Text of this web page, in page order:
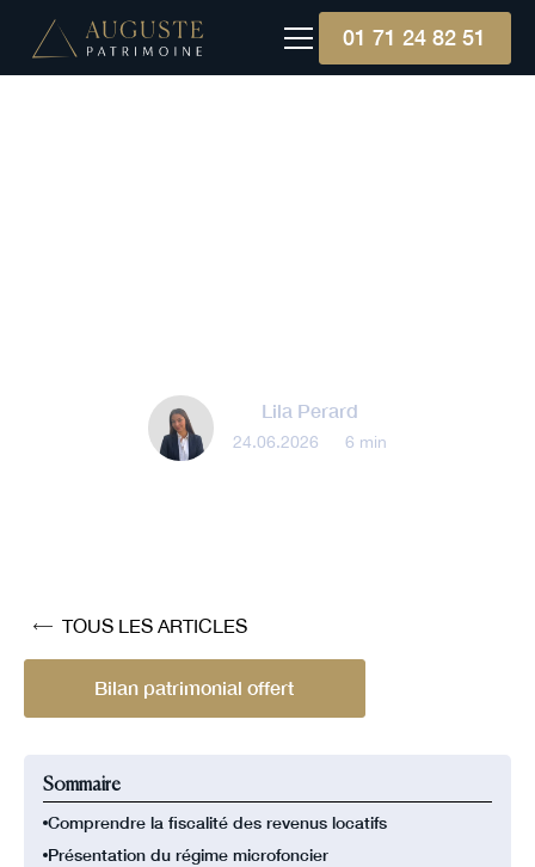
01 71 24 82 51
Lila Perard
24.06.2026 6 min
TOUS LES ARTICLES
Bilan patrimonial offert
Sommaire
Comprendre la fiscalité des revenus locatifs
Présentation du régime microfoncier